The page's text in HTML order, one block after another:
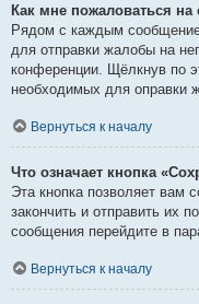
Как мне пожаловаться
Рядом с каждым
для отправки жалобы на
конференции. Щёлкнув по
необходимых для оправки
Вернуться к началу
Что означает кнопка
Эта кнопка позволяет вам
закончить и отправить их
сообщения перейдите в
Вернуться к началу